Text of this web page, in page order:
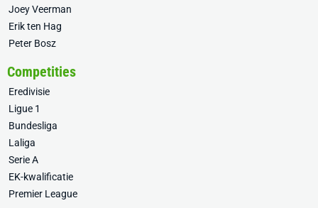
Joey Veerman
Erik ten Hag
Peter Bosz
Competities
Eredivisie
Ligue 1
Bundesliga
Laliga
Serie A
EK-kwalificatie
Premier League